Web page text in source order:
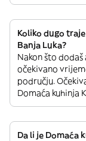
Koliko dugo
Banja Luka?
Nakon što
očekivano
području.
Domaća kuhinja
Da li je Domaća